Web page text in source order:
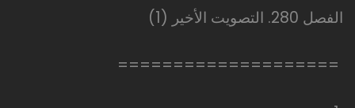
الفصل 280. التصويت الأخير (1)
====================